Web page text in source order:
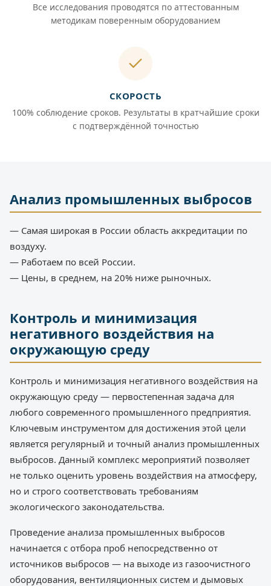
Все исследования проводятся по аттестованным
методикам поверенным оборудованием
СКОРОСТЬ
100% соблюдение сроков. Результаты в кратчайшие сроки
с подтверждённой точностью
Анализ промышленных выбросов
— Самая широкая в России область аккредитации по
воздуху.
— Работаем по всей России.
— Цены, в среднем, на 20% ниже рыночных.
Контроль и минимизация
негативного воздействия на
окружающую среду
Контроль и минимизация негативного воздействия на
окружающую среду — первостепенная задача для
любого современного промышленного предприятия.
Ключевым инструментом для достижения этой цели
является регулярный и точный анализ промышленных
выбросов. Данный комплекс мероприятий позволяет
не только оценить уровень воздействия на атмосферу,
но и строго соответствовать требованиям
экологического законодательства.
Проведение анализа промышленных выбросов
начинается с отбора проб непосредственно от
источников выбросов — на выходе из газоочистного
оборудования, вентиляционных систем и дымовых